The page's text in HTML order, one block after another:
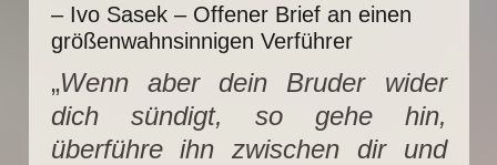
– Ivo Sasek – Offener Brief an einen
größenwahnsinnigen Verführer
„Wenn aber dein Bruder wider
dich sündigt, so gehe hin,
überführe ihn zwischen dir und